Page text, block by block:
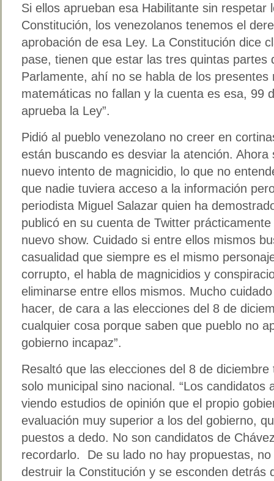
Si ellos aprueban esa Habilitante sin respetar
Constitución, los venezolanos tenemos el
aprobación de esa Ley. La Constitución dice
pase, tienen que estar las tres quintas partes
Parlamente, ahí no se habla de los presentes
matemáticas no fallan y la cuenta es esa, 99
aprueba la Ley”.
Pidió al pueblo venezolano no creer en
están buscando es desviar la atención.
nuevo intento de magnicidio, lo que no
que nadie tuviera acceso a la información
periodista Miguel Salazar quien ha
publicó en su cuenta de Twitter
nuevo show. Cuidado si entre ellos mismos
casualidad que siempre es el mismo
corrupto, el habla de magnicidios y
eliminarse entre ellos mismos. Mucho
hacer, de cara a las elecciones del 8 de
cualquier cosa porque saben que pueblo no
gobierno incapaz”.
Resaltó que las elecciones del 8 de
solo municipal sino nacional. “Los candidatos
viendo estudios de opinión que el propio
evaluación muy superior a los del gobierno,
puestos a dedo. No son candidatos de
recordarlo. De su lado no hay propuestas,
destruir la Constitución y se esconden detrás